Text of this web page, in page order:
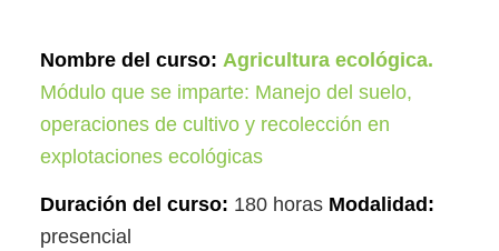
Nombre del curso: Agricultura ecológica.
Módulo que se imparte: Manejo del suelo,
operaciones de cultivo y recolección en
explotaciones ecológicas
Duración del curso: 180 horas Modalidad:
presencial